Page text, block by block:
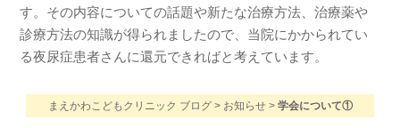
す。その内容についての話題や新たな治療方法、治療薬や
診療方法の知識が得られましたので、当院にかかられてい
る夜尿症患者さんに還元できればと考えています。
まえかわこどもクリニック ブログ> お知らせ> 学会について①